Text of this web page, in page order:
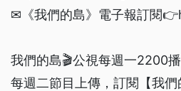
✉《我們的島》電子報訂閱
我們的島🎬公視每週一2200
每週二節目上傳，訂閱【我